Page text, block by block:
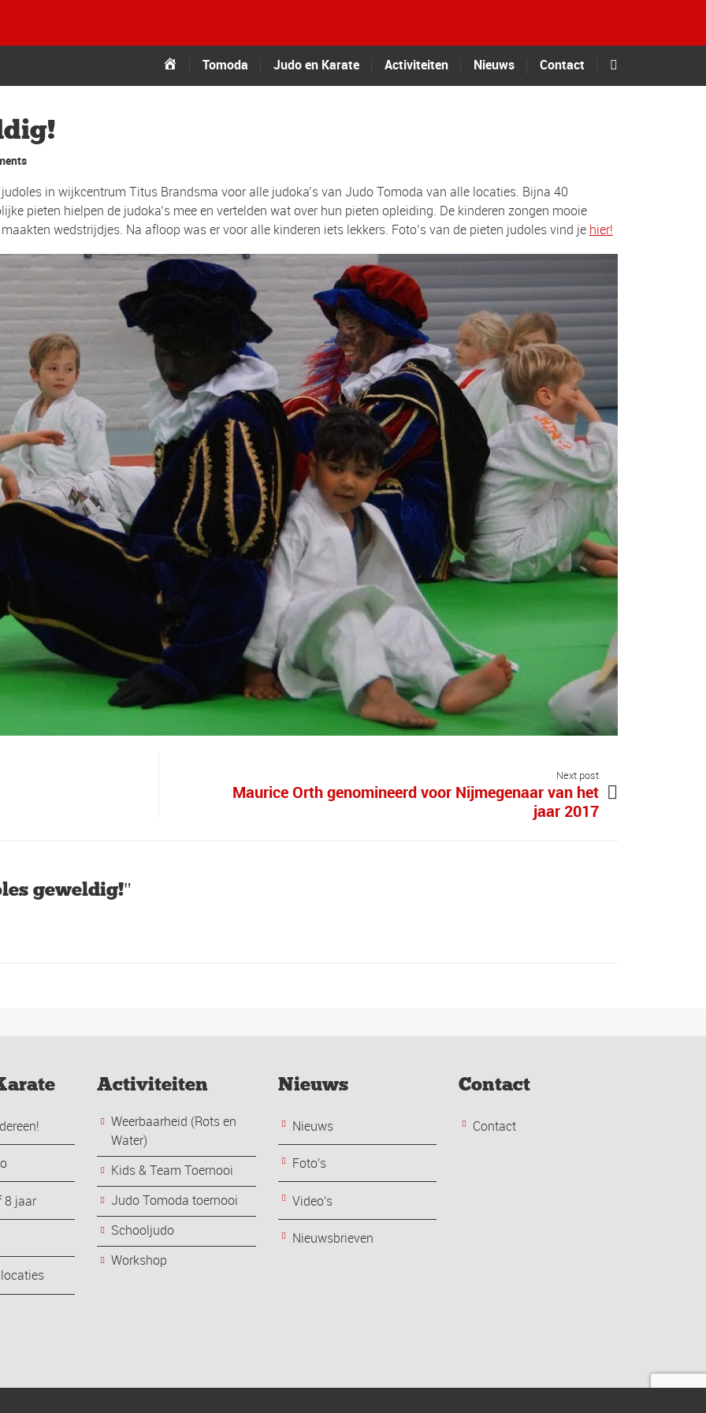
TomodaTomoda Judo en Karate Activiteiten Nieuws Contact
in wijkcentrum Titus Brandsma voor alle judoka’s van Judo Tomoda van alle locaties. Bijna 40
pieten hielpen de judoka’s mee en vertelden wat over hun pieten opleiding. De kinderen zongen mooie
wedstrijdjes. Na afloop was er voor alle kinderen iets lekkers. Foto’s van de pieten judoles vind je hier!
Next post
Maurice Orth genomineerd voor Nijmegenaar van het
jaar 2017
geweldig!"
8 jaar
Activiteiten
Weerbaarheid (Rots en
Water)
Kids & Team Toernooi
Judo Tomoda toernooi
Schooljudo
Workshop
Nieuws
Nieuws
Foto's
Video's
Nieuwsbrieven
Contact
Contact